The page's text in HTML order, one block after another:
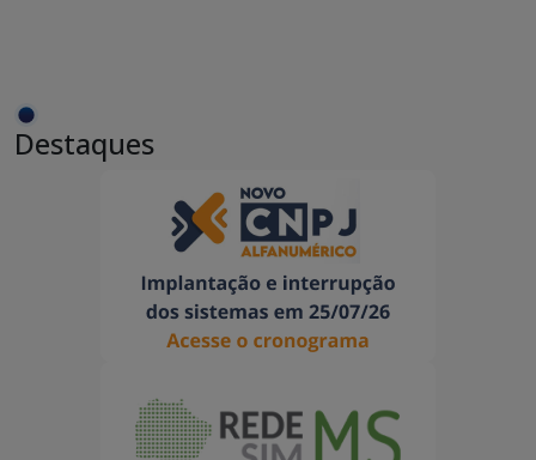
Destaques